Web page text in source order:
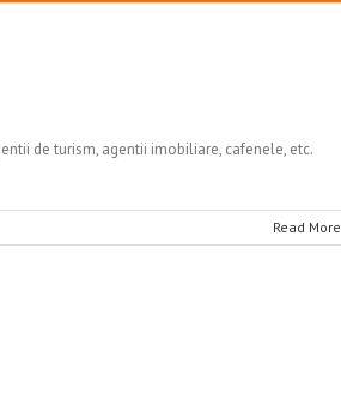
de turism, agentii imobiliare, cafenele, etc.
Read More